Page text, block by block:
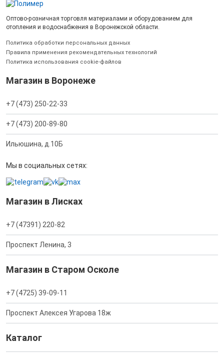
Оптово-розничная торговля материалами и оборудованием для
отопления и водоснабжения в Воронежской области.
Политика обработки персональных данных
Правила применения рекомендательных технологий
Политика использования cookie-файлов
Магазин в Воронеже
+7 (473) 250-22-33
+7 (473) 200-89-80
Ильюшина, д.10Б
Мы в социальных сетях:
Магазин в Лисках
+7 (47391) 220-82
Проспект Ленина, 3
Магазин в Старом Осколе
+7 (4725) 39-09-11
Проспект Алексея Угарова 18ж
Каталог